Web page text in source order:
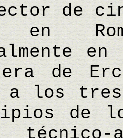
de
en
en
de
a los
de